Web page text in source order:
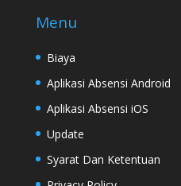
Menu
Biaya
Aplikasi Absensi Android
Aplikasi Absensi iOS
Update
Syarat Dan Ketentuan